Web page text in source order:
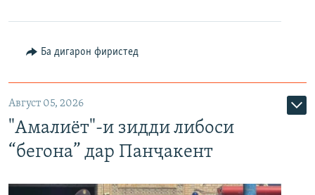
Ба дигарон фиристед
Август 05, 2026
"Амалиёт"-и зидди либоси
“бегона” дар Панҷакент